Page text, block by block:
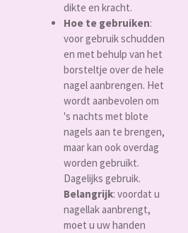
dikte en kracht.
Hoe te gebruiken:
voor gebruik schudden
en met behulp van het
borsteltje over de hele
nagel aanbrengen. Het
wordt aanbevolen om
's nachts met blote
nagels aan te brengen,
maar kan ook overdag
worden gebruikt.
Dagelijks gebruik.
Belangrijk: voordat u
nagellak aanbrengt,
moet u uw handen